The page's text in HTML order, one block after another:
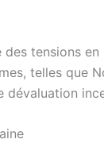
tensions
telles que